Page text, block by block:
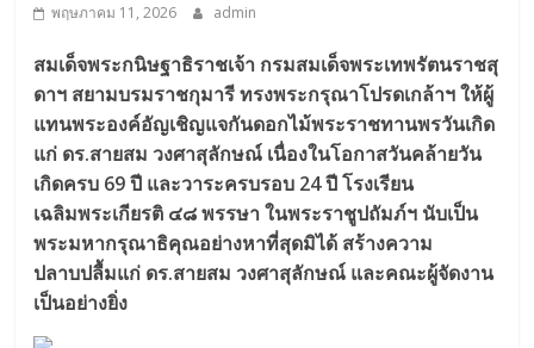
พฤษภาคม 11, 2026 admin
สมเด็จพระกนิษฐาธิราชเจ้า กรมสมเด็จพระเทพรัตนราชสุ
ดาฯ สยามบรมราชกุมารี ทรงพระกรุณาโปรดเกล้าฯ ให้ผู้
แทนพระองค์อัญเชิญแจกันดอกไม้พระราชทานพรวันเกิด
แก่ ดร.สายสม วงศาสุลักษณ์ เนื่องในโอกาสวันคล้ายวัน
เกิดครบ 69 ปี และวาระครบรอบ 24 ปี โรงเรียน
เฉลิมพระเกียรติ ๔๘ พรรษา ในพระราชูปถัมภ์ฯ นับเป็น
พระมหากรุณาธิคุณอย่างหาที่สุดมิได้ สร้างความ
ปลาบปลื้มแก่ ดร.สายสม วงศาสุลักษณ์ และคณะผู้จัดงาน
เป็นอย่างยิ่ง